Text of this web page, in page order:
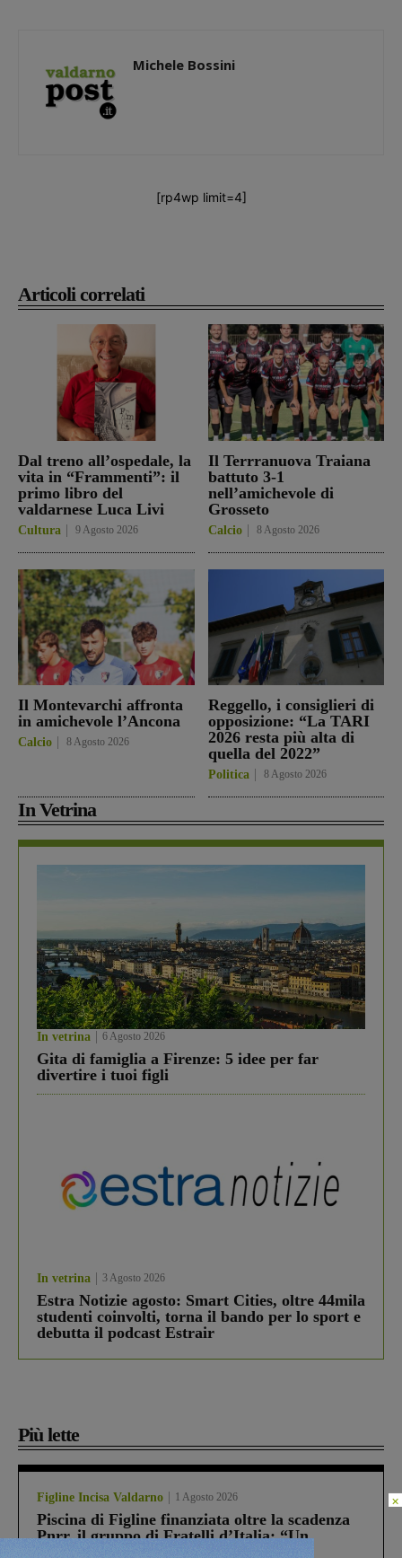
Articoli correlati
Dal treno all’ospedale, la
vita in “Frammenti”: il
primo libro del
valdarnese Luca Livi
Cultura 9 Agosto 2026
Il Terrranuova Traiana
battuto 3-1
nell’amichevole di
Grosseto
Calcio 8 Agosto 2026
Il Montevarchi affronta
in amichevole l’Ancona
Calcio 8 Agosto 2026
Reggello, i consiglieri di
opposizione: “La TARI
2026 resta più alta di
quella del 2022”
Politica 8 Agosto 2026
In Vetrina
In vetrina 6 Agosto 2026
Gita di famiglia a Firenze: 5 idee per far
divertire i tuoi figli
In vetrina 3 Agosto 2026
Estra Notizie agosto: Smart Cities, oltre 44mila
studenti coinvolti, torna il bando per lo sport e
debutta il podcast Estrair
Più lette
Figline Incisa Valdarno 1 Agosto 2026
Piscina di Figline finanziata oltre la scadenza
Pnrr, il gruppo di Fratelli d’Italia: “Un
Michele Bossini
[rp4wp limit=4]
×